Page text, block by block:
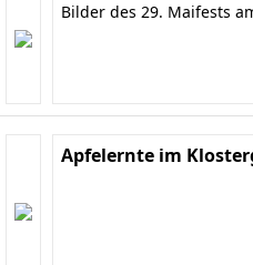
Bilder des 29. Maifests
Apfelernte im